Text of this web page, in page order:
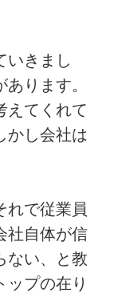
いきまし
ります。
えてくれて
かし会社は
れで従業員
社自体が信
ない、と教
ップの在り